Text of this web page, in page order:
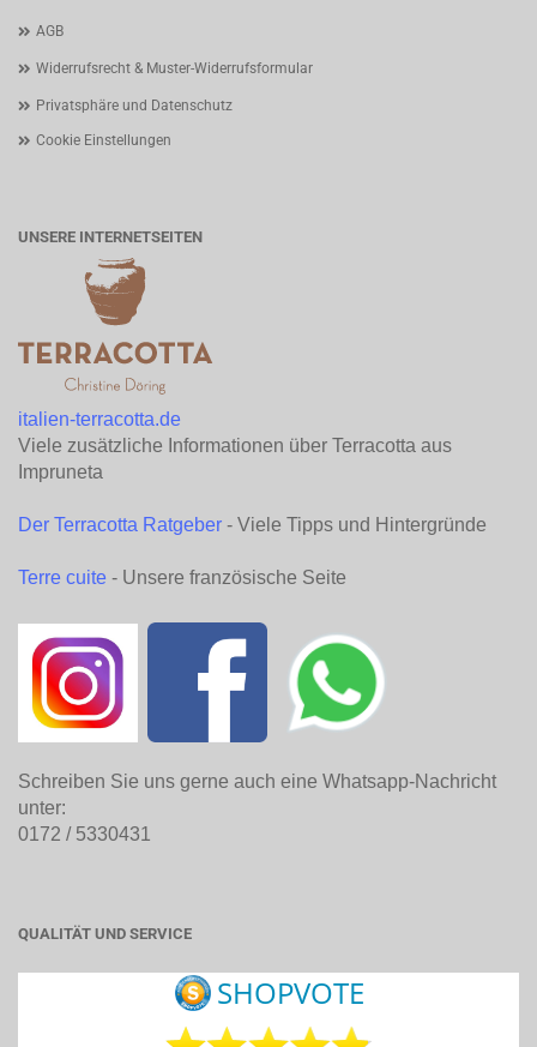
AGB
Widerrufsrecht & Muster-Widerrufsformular
Privatsphäre und Datenschutz
Cookie Einstellungen
UNSERE INTERNETSEITEN
italien-terracotta.de
Viele zusätzliche Informationen über Terracotta aus
Impruneta
Der Terracotta Ratgeber - Viele Tipps und Hintergründe
Terre cuite - Unsere französische Seite
Schreiben Sie uns gerne auch eine Whatsapp-Nachricht
unter:
0172 / 5330431
QUALITÄT UND SERVICE